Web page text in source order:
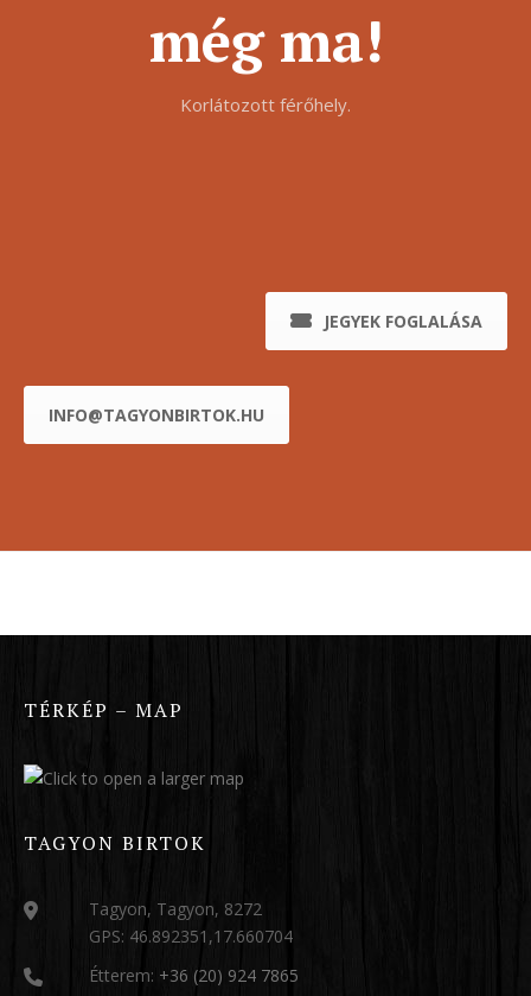
még ma!
Korlátozott férőhely.
JEGYEK FOGLALÁSA
INFO@TAGYONBIRTOK.HU
TÉRKÉP – MAP
TAGYON BIRTOK
Tagyon, Tagyon, 8272
GPS: 46.892351,17.660704
Étterem: +36 (20) 924 7865